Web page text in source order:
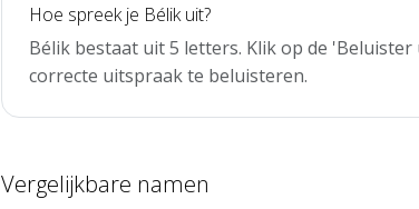
Hoe spreek je Bélik uit?
Bélik bestaat uit 5 letters. Klik op de
correcte uitspraak te beluisteren.
Vergelijkbare namen